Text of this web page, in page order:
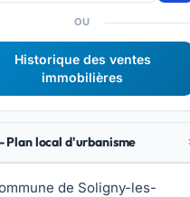
OU
Historique des ventes
immobilières
Plan local d'urbanisme
de Soligny-les-